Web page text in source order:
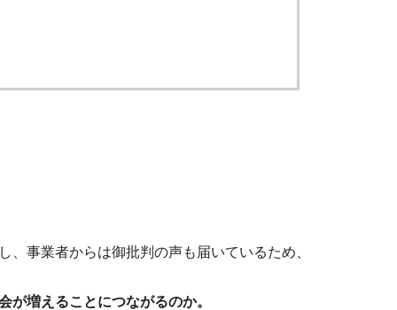
事業者からは御批判の声も届いているため、
増えることにつながるのか。